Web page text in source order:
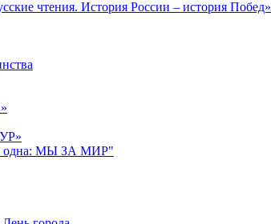
чтения. История России – история Побед»
одна: МЫ ЗА МИР"